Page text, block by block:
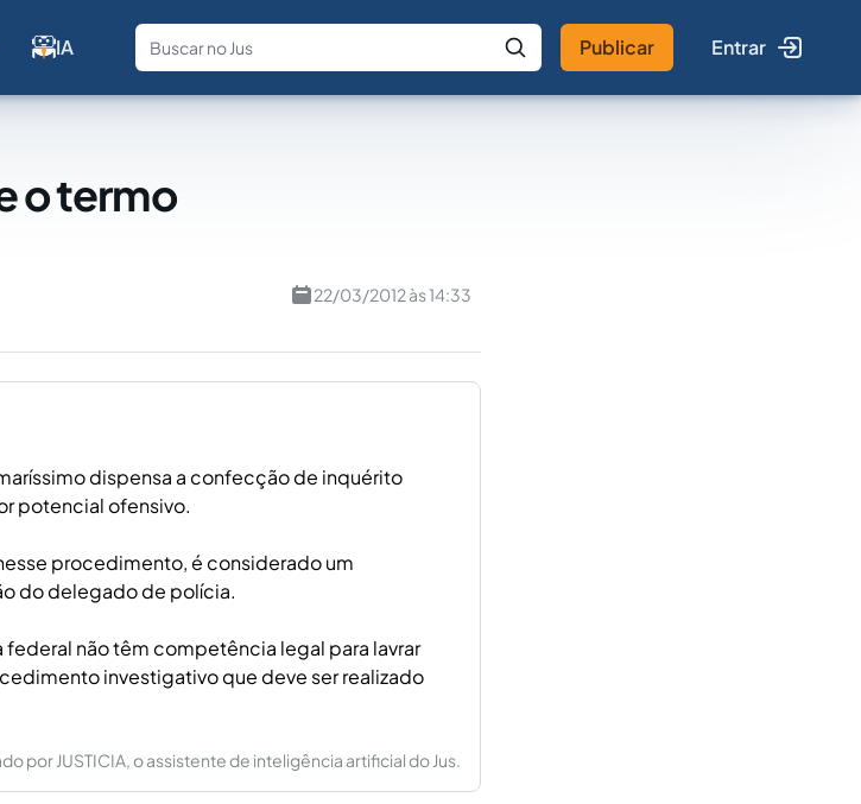
IA
Fale com a IA Buscar no Jus
Publicar Entrar
o termo
22/03/2012 às 14:33
dispensa a confecção de inquérito
potencial ofensivo.
procedimento, é considerado um
do delegado de polícia.
não têm competência legal para lavrar
investigativo que deve ser realizado
por JUSTICIA, o assistente de inteligência artificial do Jus.